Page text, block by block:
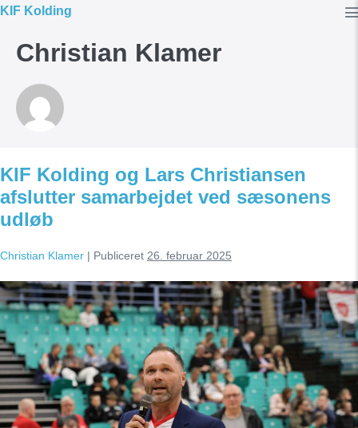
Spring
indhold
KIF Kolding
Christian Klamer
KIF Kolding og Lars Christiansen
afslutter samarbejdet ved sæsonens
udløb
Christian Klamer | Publiceret 26. februar 2025
KIF
Kolding
og
Lars
Christiansen
afslutter
samarbejdet